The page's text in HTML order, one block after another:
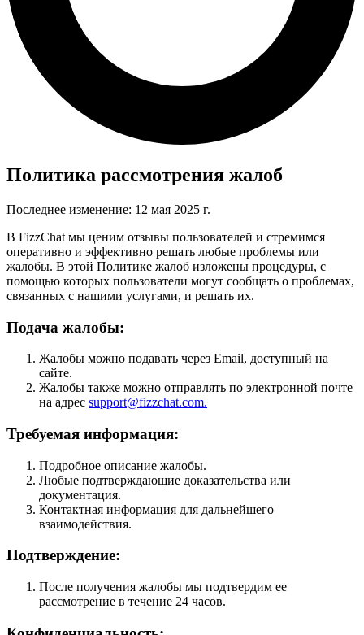
Политика рассмотрения жалоб
Последнее изменение: 12 мая 2025 г.
В FizzChat мы ценим отзывы пользователей и стремимся
оперативно и эффективно решать любые проблемы или
жалобы. В этой Политике жалоб изложены процедуры, с
помощью которых пользователи могут сообщать о проблемах,
связанных с нашими услугами, и решать их.
Подача жалобы:
Жалобы можно подавать через Email, доступный на
сайте.
Жалобы также можно отправлять по электронной почте
на адрес support@fizzchat.com.
Требуемая информация:
Подробное описание жалобы.
Любые подтверждающие доказательства или
документация.
Контактная информация для дальнейшего
взаимодействия.
Подтверждение:
После получения жалобы мы подтвердим ее
рассмотрение в течение 24 часов.